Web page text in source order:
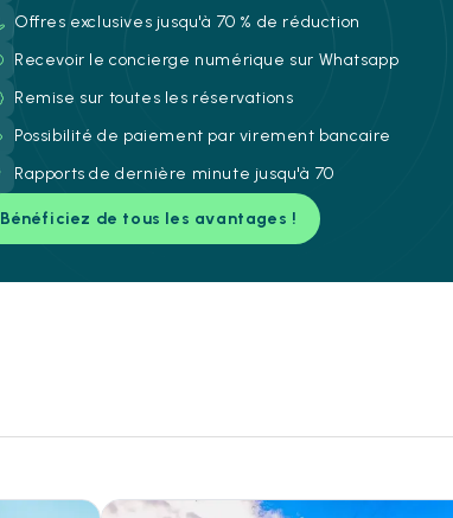
Offres exclusives jusqu'à 70 % de réduction
Recevoir le concierge numérique sur Whatsapp
Remise sur toutes les réservations
Possibilité de paiement par virement bancaire
Rapports de dernière minute jusqu'à 70
Bénéficiez de tous les avantages !